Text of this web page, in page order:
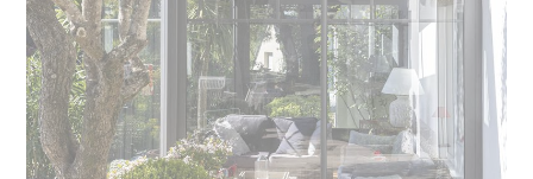
Quelle différence entre une loggia et une
véranda ?